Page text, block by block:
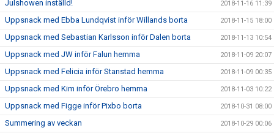
Julshowen inställd! 2018-11-16 11:39
Uppsnack med Ebba Lundqvist inför Willands borta 2018-11-15 18:00
Uppsnack med Sebastian Karlsson inför Dalen borta 2018-11-13 10:54
Uppsnack med JW inför Falun hemma 2018-11-09 20:07
Uppsnack med Felicia inför Stanstad hemma 2018-11-09 00:35
Uppsnack med Kim inför Örebro hemma 2018-11-03 10:22
Uppsnack med Figge inför Pixbo borta 2018-10-31 08:00
Summering av veckan 2018-10-29 00:06